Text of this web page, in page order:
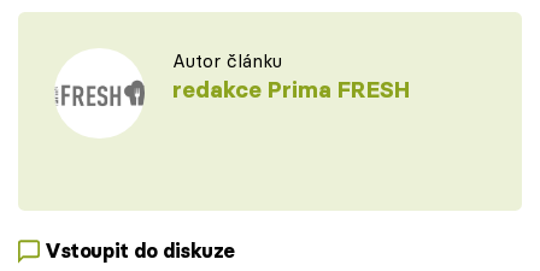
Autor článku
redakce Prima FRESH
Vstoupit do diskuze